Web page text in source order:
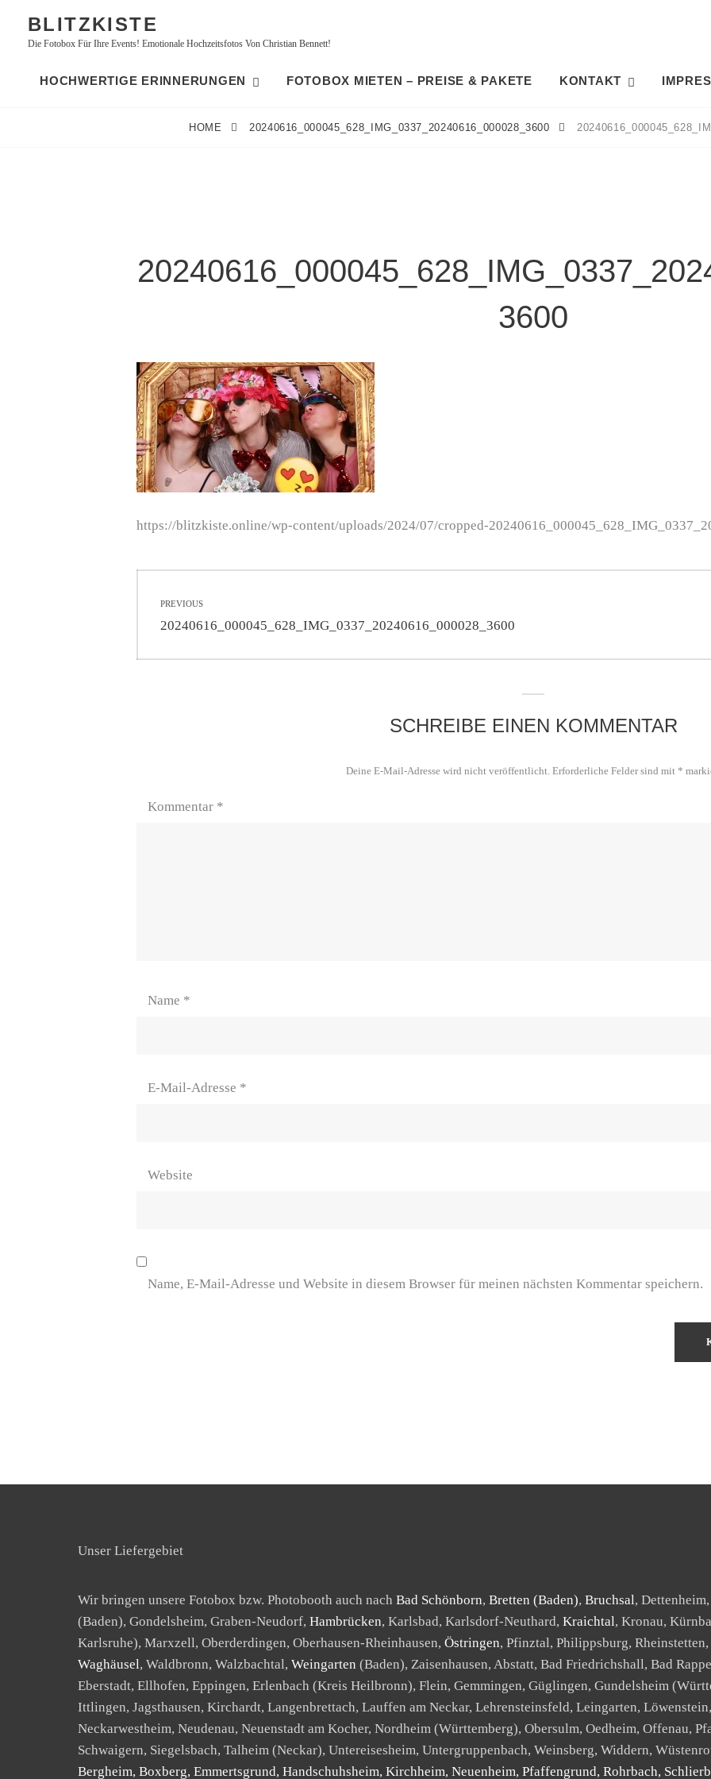
BLITZKISTE
Die Fotobox Für Ihre Events! Emotionale Hochzeitsfotos Von Christian Bennett!
HOCHWERTIGE ERINNERUNGEN FOTOBOX MIETEN – PREISE & PAKETE KONTAKT
HOME 20240616_000045_628_IMG_0337_20240616_000028_3600
3600
https://blitzkiste.online/wp-content/uploads/2024/07/cropped-
PREVIOUS
Previous
20240616_000045_628_IMG_0337_20240616_000028_3600
SCHREIBE EINEN KOMMENTAR
Deine E-Mail-Adresse wird nicht veröffentlicht. Erforderliche Felder sind mit *
Kommentar *
Name *
E-Mail-Adresse *
Website
Name, E-Mail-Adresse und Website in diesem Browser für meinen nächsten Kommentar speichern.
Unser Liefergebiet
Wir bringen unsere Fotobox bzw. Photobooth auch nach Bad Schönborn, Bretten (Baden), Bruchsal,
(Baden), Gondelsheim, Graben-Neudorf, Hambrücken, Karlsbad, Karlsdorf-Neuthard, Kraichtal, Kronau,
Karlsruhe), Marxzell, Oberderdingen, Oberhausen-Rheinhausen, Östringen, Pfinztal, Philippsburg, Rheinstetten,
Waghäusel, Waldbronn, Walzbachtal, Weingarten (Baden), Zaisenhausen, Abstatt, Bad Friedrichshall, Bad
Eberstadt, Ellhofen, Eppingen, Erlenbach (Kreis Heilbronn), Flein, Gemmingen, Güglingen, Gundelsheim
Ittlingen, Jagsthausen, Kirchardt, Langenbrettach, Lauffen am Neckar, Lehrensteinsfeld, Leingarten,
Neckarwestheim, Neudenau, Neuenstadt am Kocher, Nordheim (Württemberg), Obersulm, Oedheim, Offenau,
Schwaigern, Siegelsbach, Talheim (Neckar), Untereisesheim, Untergruppenbach, Weinsberg, Widdern,
Bergheim, Boxberg, Emmertsgrund, Handschuhsheim, Kirchheim, Neuenheim, Pfaffengrund, Rohrbach,